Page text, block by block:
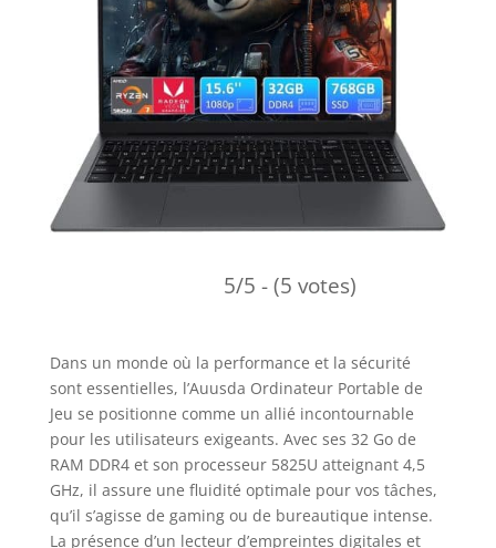
5/5 - (5 votes)
Dans un monde où la performance et la sécurité
sont essentielles, l’Auusda Ordinateur Portable de
Jeu se positionne comme un allié incontournable
pour les utilisateurs exigeants. Avec ses 32 Go de
RAM DDR4 et son processeur 5825U atteignant 4,5
GHz, il assure une fluidité optimale pour vos tâches,
qu’il s’agisse de gaming ou de bureautique intense.
La présence d’un lecteur d’empreintes digitales et